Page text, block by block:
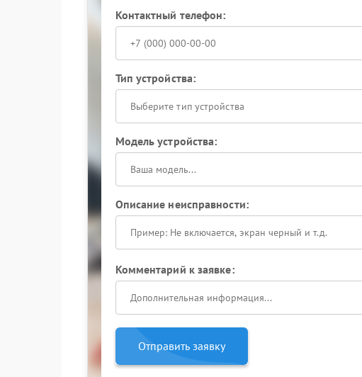
Контактный телефон:
Тип устройства:
Выберите тип устройства
Модель устройства:
Описание неисправности:
Комментарий к заявке:
Отправить заявку